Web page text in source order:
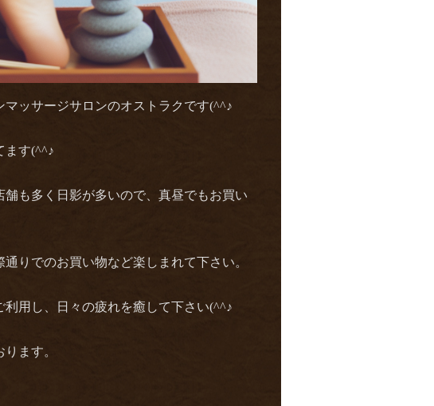
ッサージサロンのオストラクです(^^♪
ます(^^♪
も多く日影が多いので、真昼でもお買い
りでのお買い物など楽しまれて下さい。
用し、日々の疲れを癒して下さい(^^♪
ます。